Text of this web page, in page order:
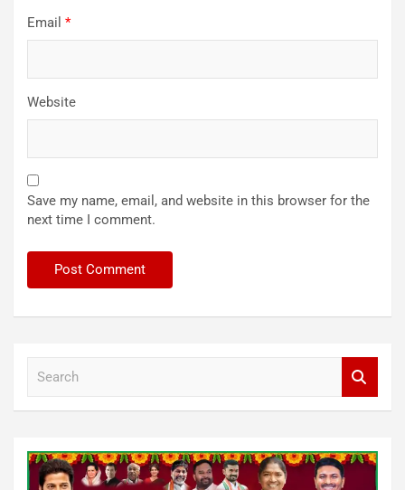
Email *
Website
Save my name, email, and website in this browser for the
next time I comment.
h